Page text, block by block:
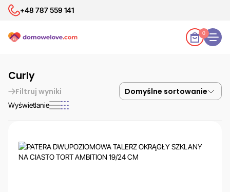
+48 787 559 141
0
Curly
Filtruj wyniki
Wyświetlanie